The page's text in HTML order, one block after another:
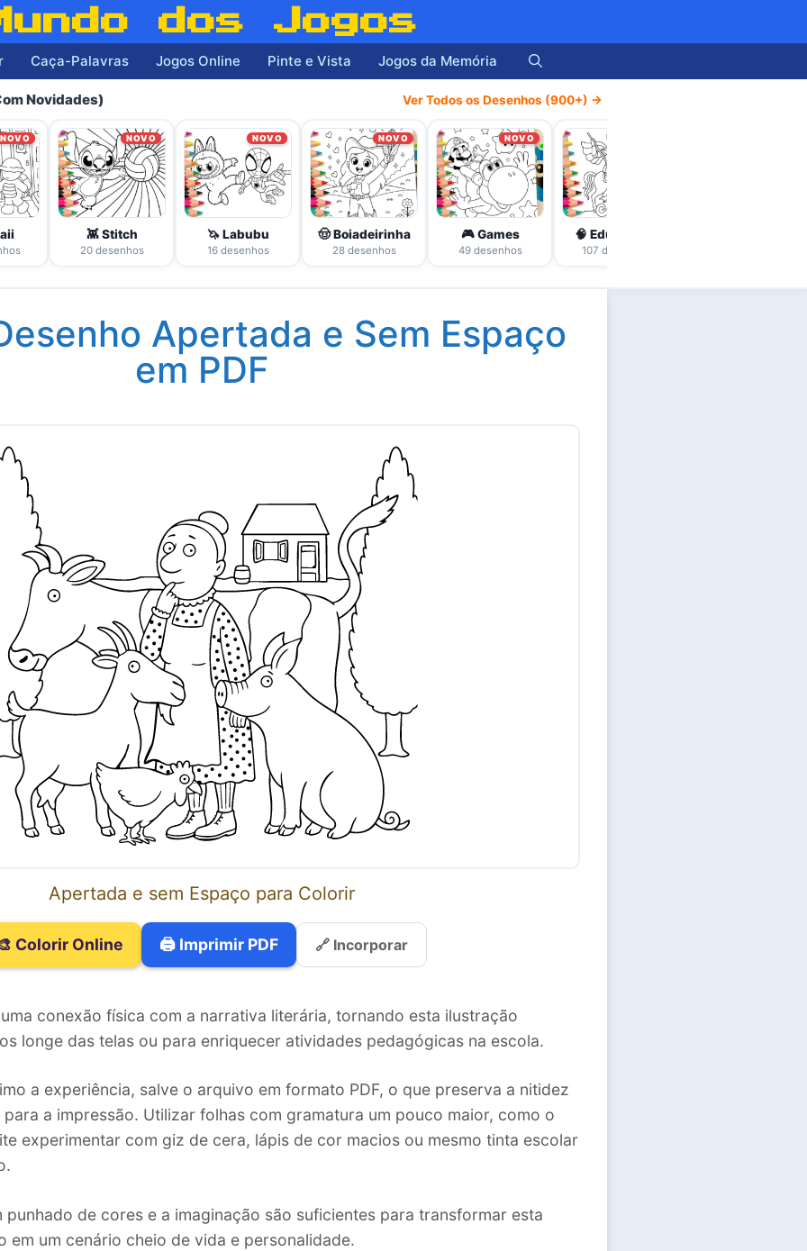
dos Jogos
Caça-Palavras Jogos Online Pinte e Vista Jogos da Memória
Novidades) Ver Todos os Desenhos (900+) →
NOVO NOVO
👾 Stitch
20 desenhos
NOVO
🦄 Labubu
16 desenhos
NOVO
🤠 Boiadeirinha
28 desenhos
NOVO
🎮 Games
49 desenhos
🧠 Educativos
107 desenhos
Apertada e Sem Espaço
em PDF
Apertada e sem Espaço para Colorir
Colorir Online 🖨️ Imprimir PDF 🔗 Incorporar
conexão física com a narrativa literária, tornando esta ilustração
longe das telas ou para enriquecer atividades pedagógicas na escola.
a experiência, salve o arquivo em formato PDF, o que preserva a nitidez
a impressão. Utilizar folhas com gramatura um pouco maior, como o
experimentar com giz de cera, lápis de cor macios ou mesmo tinta escolar
punhado de cores e a imaginação são suficientes para transformar esta
em um cenário cheio de vida e personalidade.